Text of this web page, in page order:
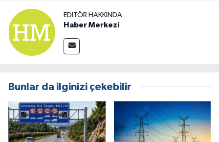
EDITÖR HAKKINDA
Haber Merkezi
Bunlar da ilginizi çekebilir